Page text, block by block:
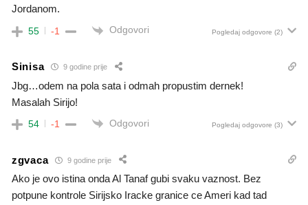
Jordanom.
55 -1 Odgovori Pogledaj odgovore (2)
Sinisa 9 godine prije
Jbg…odem na pola sata i odmah propustim dernek!
Masalah Sirijo!
54 -1 Odgovori Pogledaj odgovore (3)
zgvaca 9 godine prije
Ako je ovo istina onda Al Tanaf gubi svaku vaznost. Bez
potpune kontrole Sirijsko Iracke granice ce Ameri kad tad